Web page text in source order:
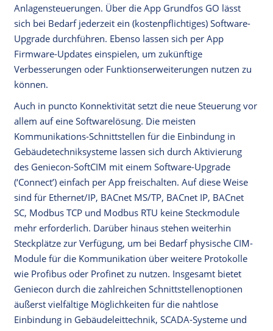
Anlagensteuerungen. Über die App Grundfos GO lässt
sich bei Bedarf jederzeit ein (kostenpflichtiges) Software-
Upgrade durchführen. Ebenso lassen sich per App
Firmware-Updates einspielen, um zukünftige
Verbesserungen oder Funktionserweiterungen nutzen zu
können.
Auch in puncto Konnektivität setzt die neue Steuerung vor
allem auf eine Softwarelösung. Die meisten
Kommunikations-Schnittstellen für die Einbindung in
Gebäudetechniksysteme lassen sich durch Aktivierung
des Geniecon-SoftCIM mit einem Software-Upgrade
(‘Connect’) einfach per App freischalten. Auf diese Weise
sind für Ethernet/IP, BACnet MS/TP, BACnet IP, BACnet
SC, Modbus TCP und Modbus RTU keine Steckmodule
mehr erforderlich. Darüber hinaus stehen weiterhin
Steckplätze zur Verfügung, um bei Bedarf physische CIM-
Module für die Kommunikation über weitere Protokolle
wie Profibus oder Profinet zu nutzen. Insgesamt bietet
Geniecon durch die zahlreichen Schnittstellenoptionen
äußerst vielfältige Möglichkeiten für die nahtlose
Einbindung in Gebäudeleittechnik, SCADA-Systeme und